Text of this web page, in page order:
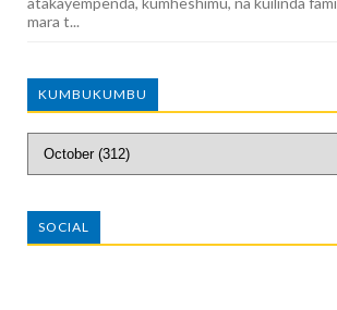
mara t...
KUMBUKUMBU
SOCIAL